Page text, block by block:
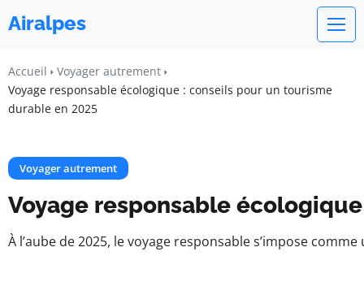
Airalpes
Accueil
Voyager autrement
Voyage responsable écologique : conseils pour un tourisme
durable en 2025
Voyager autrement
Voyage responsable
À l’aube de 2025, le voyage responsable s’impose